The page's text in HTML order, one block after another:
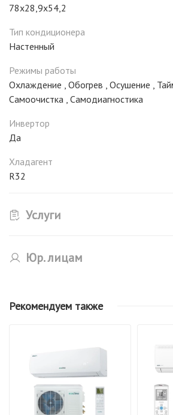
78x28,9x54,2
Тип кондиционера
Настенный
Режимы работы
Охлаждение Обогрев Осушение
Самоочистка Самодиагностика
Инвертор
Да
Хладагент
R32
Услуги
Юр. лицам
Рекомендуем также